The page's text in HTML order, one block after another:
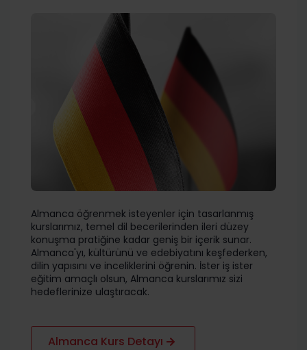
Almanca öğrenmek isteyenler için tasarlanmış
kurslarımız, temel dil becerilerinden ileri düzey
konuşma pratiğine kadar geniş bir içerik sunar.
Almanca'yı, kültürünü ve edebiyatını keşfederken,
dilin yapısını ve inceliklerini öğrenin. İster iş ister
eğitim amaçlı olsun, Almanca kurslarımız sizi
hedeflerinize ulaştıracak.
Almanca Kurs Detayı